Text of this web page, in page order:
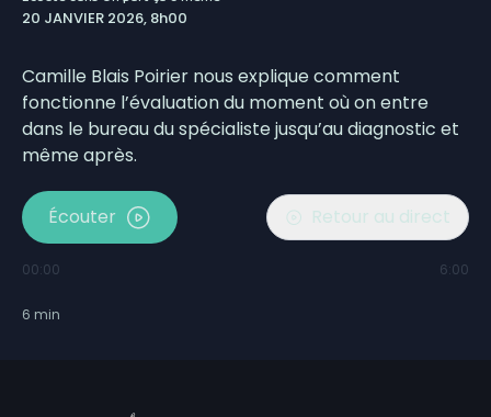
20 JANVIER 2026, 8h00
Camille Blais Poirier nous explique comment
fonctionne l’évaluation du moment où on entre
dans le bureau du spécialiste jusqu’au diagnostic et
même après.
Écouter Retour au direct
00:00 6:00
6 min